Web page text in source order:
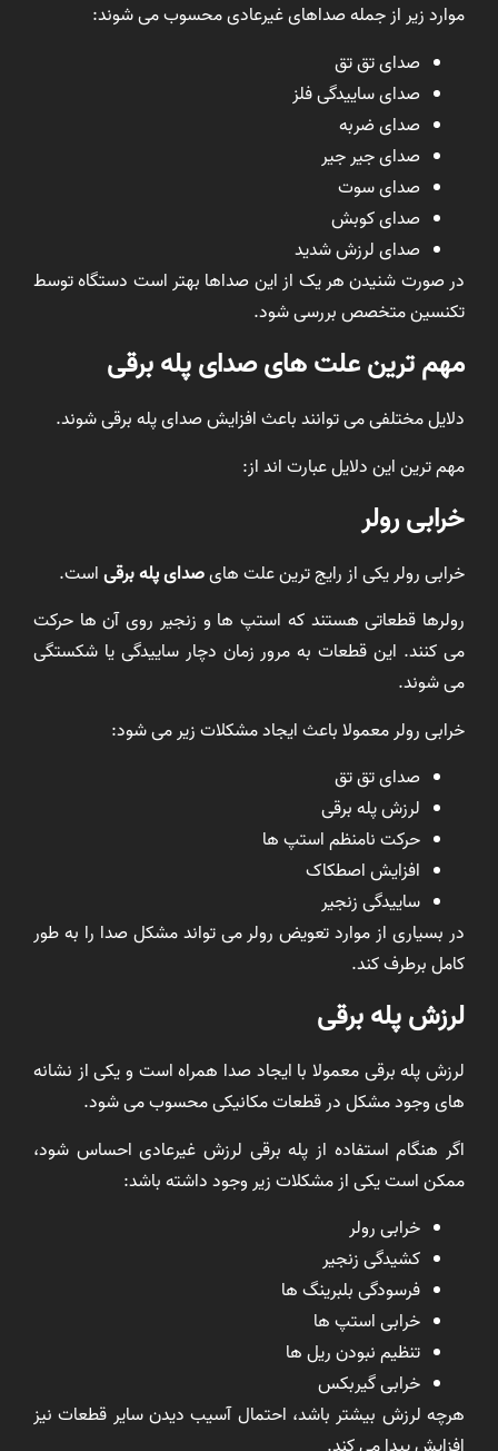
موارد زیر از جمله صداهای غیرعادی محسوب می شوند:
صدای تق تق
صدای ساییدگی فلز
صدای ضربه
صدای جیر جیر
صدای سوت
صدای کوبش
صدای لرزش شدید
در صورت شنیدن هر یک از این صداها بهتر است دستگاه توسط
تکنسین متخصص بررسی شود.
مهم ترین علت های صدای پله برقی
دلایل مختلفی می توانند باعث افزایش صدای پله برقی شوند.
مهم ترین این دلایل عبارت اند از:
خرابی رولر
خرابی رولر یکی از رایج ترین علت هایصدای پله برقیاست.
رولرها قطعاتی هستند که استپ ها و زنجیر روی آن ها حرکت
می کنند. این قطعات به مرور زمان دچار ساییدگی یا شکستگی
می شوند.
خرابی رولر معمولا باعث ایجاد مشکلات زیر می شود:
صدای تق تق
لرزش پله برقی
حرکت نامنظم استپ ها
افزایش اصطکاک
ساییدگی زنجیر
در بسیاری از موارد تعویض رولر می تواند مشکل صدا را به طور
کامل برطرف کند.
لرزش پله برقی
لرزش پله برقی معمولا با ایجاد صدا همراه است و یکی از نشانه
های وجود مشکل در قطعات مکانیکی محسوب می شود.
اگر هنگام استفاده از پله برقی لرزش غیرعادی احساس شود،
ممکن است یکی از مشکلات زیر وجود داشته باشد:
خرابی رولر
کشیدگی زنجیر
فرسودگی بلبرینگ ها
خرابی استپ ها
تنظیم نبودن ریل ها
خرابی گیربکس
هرچه لرزش بیشتر باشد، احتمال آسیب دیدن سایر قطعات نیز